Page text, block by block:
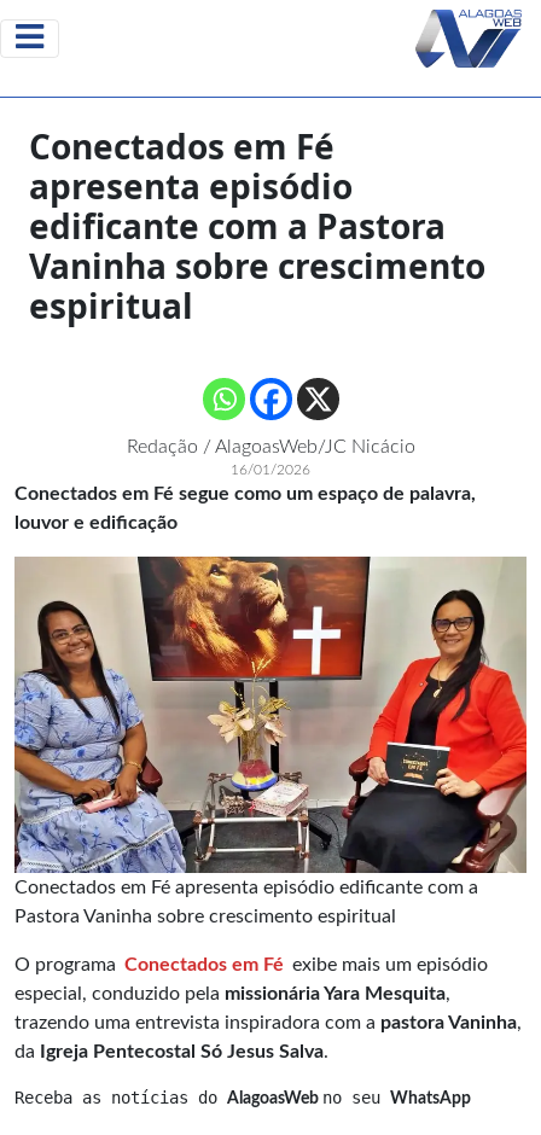
Conectados em Fé
apresenta episódio
edificante com a Pastora
Vaninha sobre crescimento
espiritual
Redação / AlagoasWeb/JC Nicácio
16/01/2026
Conectados em Fé segue como um espaço de palavra,
louvor e edificação
Conectados em Fé apresenta episódio edificante com a
Pastora Vaninha sobre crescimento espiritual
O programa Conectados em Fé exibe mais um episódio
especial, conduzido pela missionária Yara Mesquita,
trazendo uma entrevista inspiradora com a pastora Vaninha,
da
Igreja Pentecostal Só Jesus Salva.
Receba as notícias do AlagoasWeb no seu WhatsApp